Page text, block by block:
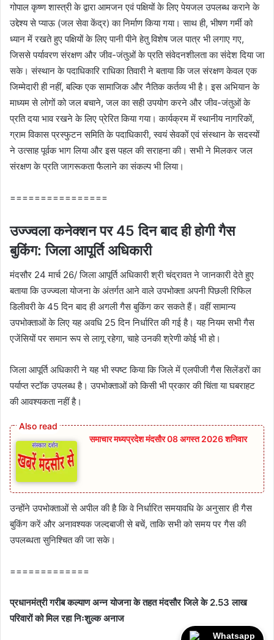
गोपाल कृष्‍ण शास्‍त्री के द्वारा आमजन एवं पक्षियों के लिए पेयजल उपलब्ध कराने के
उद्देश्य से प्‍याऊ (जल सेवा केंद्र) का निर्माण किया गया। साथ ही, भीषण गर्मी को
ध्यान में रखते हुए पक्षियों के लिए पानी पीने हेतु विशेष जल पात्र भी लगाए गए,
जिससे पर्यावरण संरक्षण और जीव-जंतुओं के प्रति संवेदनशीलता का संदेश दिया जा
सके। संस्थान के पदाधिकारि राधिका तिवारी ने बताया कि जल संरक्षण केवल एक
जिम्मेदारी ही नहीं, बल्कि एक सामाजिक और नैतिक कर्तव्य भी है। इस अभियान के
माध्यम से लोगों को जल बचाने, जल का सही उपयोग करने और जीव-जंतुओं के
प्रति दया भाव रखने के लिए प्रेरित किया गया। कार्यक्रम में स्थानीय नागरिकों,
ग्राम विकास प्रस्‍फुटन समिति के पदाधिकारी, स्वयं सेवकों एवं संस्थान के सदस्यों
ने उत्साह पूर्वक भाग लिया और इस पहल की सराहना की। सभी ने मिलकर जल
संरक्षण के प्रति जागरूकता फैलाने का संकल्प भी लिया।
================
उज्ज्वला कनेक्शन पर 45 दिन बाद ही होगी गैस
बुकिंग: जिला आपूर्ति अधिकारी
मंदसौर 24 मार्च 26/ जिला आपूर्ति अधिकारी श्री चंद्रावत ने जानकारी देते हुए
बताया कि उज्ज्वला योजना के अंतर्गत आने वाले उपभोक्ता अपनी पिछली रिफिल
डिलीवरी के 45 दिन बाद ही अगली गैस बुकिंग कर सकते हैं। वहीं सामान्य
उपभोक्ताओं के लिए यह अवधि 25 दिन निर्धारित की गई है। यह नियम सभी गैस
एजेंसियों पर समान रूप से लागू रहेगा, चाहे उनकी श्रेणी कोई भी हो।
जिला आपूर्ति अधिकारी ने यह भी स्पष्ट किया कि जिले में एलपीजी गैस सिलेंडरों का
पर्याप्त स्टॉक उपलब्ध है। उपभोक्ताओं को किसी भी प्रकार की चिंता या घबराहट
की आवश्यकता नहीं है।
समाचार मध्यप्रदेश मंदसौर 08 अगस्त 2026 शनिवार
उन्होंने उपभोक्ताओं से अपील की है कि वे निर्धारित समयावधि के अनुसार ही गैस
बुकिंग करें और अनावश्यक जल्दबाजी से बचें, ताकि सभी को समय पर गैस की
उपलब्धता सुनिश्चित की जा सके।
=============
प्रधानमंत्री गरीब कल्याण अन्न योजना के तहत मंदसौर जिले के 2.53 लाख
परिवारों को मिल रहा निःशुल्क अनाज
Whatsapp